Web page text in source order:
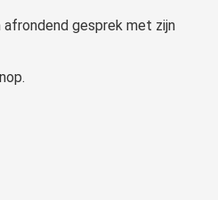
gesprek met zijn